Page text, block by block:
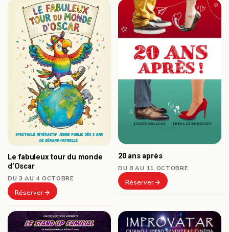
Le fabuleux tour du monde
d’Oscar
DU 3 AU 4 OCTOBRE
Réserver
20 ans après
DU 8 AU 11 OCTOBRE
Réserver